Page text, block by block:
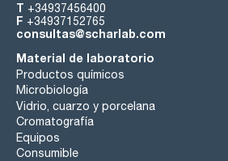
T +34937456400
F +34937152765
consultas@scharlab.com
Material de laboratorio
Productos químicos
Microbiología
Vidrio, cuarzo y porcelana
Cromatografía
Equipos
Consumible